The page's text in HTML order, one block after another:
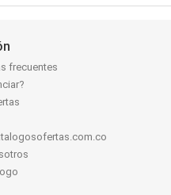
frecuentes